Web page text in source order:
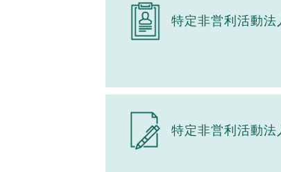
特定非営利活動
特定非営利活動法